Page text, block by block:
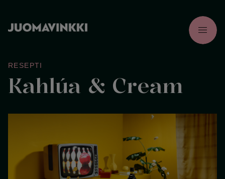
menu
RESEPTI
Kahlúa & Cream